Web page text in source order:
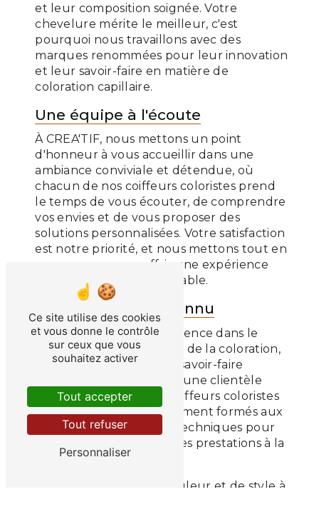
et leur composition soignée. Votre
chevelure mérite le meilleur, c'est
pourquoi nous travaillons avec des
marques renommées pour leur innovation
et leur savoir-faire en matière de
coloration capillaire.
Une équipe à l'écoute
À CREA'TIF, nous mettons un point
d'honneur à vous accueillir dans une
ambiance conviviale et détendue, où
chacun de nos coiffeurs coloristes prend
le temps de vous écouter, de comprendre
vos envies et de vous proposer des
solutions personnalisées. Votre satisfaction
est notre priorité, et nous mettons tout en
œuvre pour vous offrir une expérience
capillaire unique et agréable.
Un savoir-faire reconnu
Avec des années d'expérience dans le
domaine de la coiffure et de la coloration,
CREA'TIF bénéficie d'un savoir-faire
reconnu et apprécié par une clientèle
fidèle et satisfaite. Nos coiffeurs coloristes
passionnés sont constamment formés aux
dernières tendances et techniques pour
pouvoir vous proposer des prestations à la
pointe de l'innovation.
Confiez vos envies de couleur et de style à
Ce site utilise des cookies
et vous donne le contrôle
sur ceux que vous
souhaitez activer
Tout accepter
Tout refuser
Personnaliser